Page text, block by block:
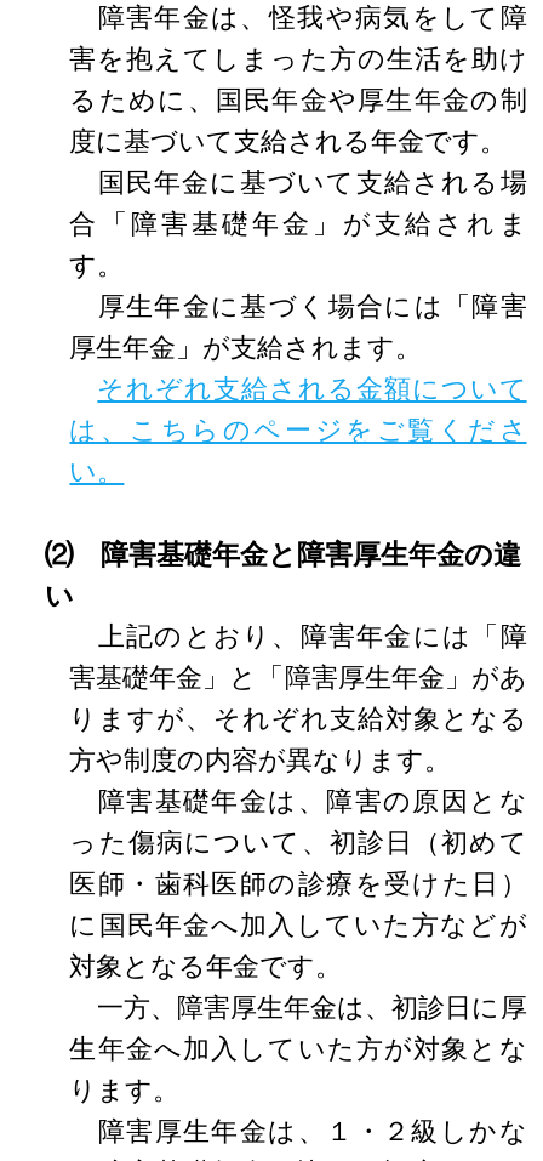
障害年金は、怪我や病気をして障
害を抱えてしまった方の生活を助け
るために、国民年金や厚生年金の制
度に基づいて支給される年金です。
国民年金に基づいて支給される場
合「障害基礎年金」が支給されま
す。
厚生年金に基づく場合には「障害
厚生年金」が支給されます。
それぞれ支給される金額について
は、こちらのページをご覧くださ
い。
⑵ 障害基礎年金と障害厚生年金の違
い
上記のとおり、障害年金には「障
害基礎年金」と「障害厚生年金」があ
りますが、それぞれ支給対象となる
方や制度の内容が異なります。
障害基礎年金は、障害の原因とな
った傷病について、初診日（初めて
医師・歯科医師の診療を受けた日）
に国民年金へ加入していた方などが
対象となる年金です。
一方、障害厚生年金は、初診日に厚
生年金へ加入していた方が対象とな
ります。
障害厚生年金は、１・２級しかな